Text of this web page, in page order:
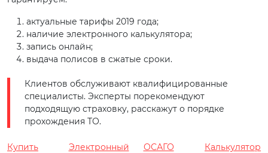
актуальные тарифы 2019 года;
наличие электронного калькулятора;
запись онлайн;
выдача полисов в сжатые сроки.
Клиентов обслуживают квалифицированные
специалисты. Эксперты порекомендуют
подходящую страховку, расскажут о порядке
прохождения ТО.
Купить
Электронный
ОСАГО
Калькулятор